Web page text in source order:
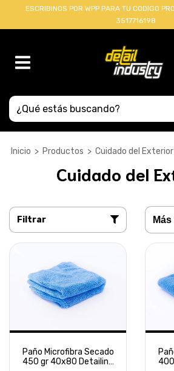
ESCRIBINOS POR WPP PARA TU CODIGO
3517716198
Inicio > Productos > Cuidado del Exterior
Cuidado del
Filtrar
Paño Microfibra Secado
450 gr 40x80 Detailing